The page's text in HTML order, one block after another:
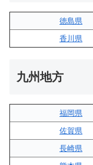
徳島県
香川県
九州地方
福岡県
佐賀県
長崎県